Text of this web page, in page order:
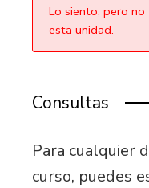
Lo siento, pero no
esta unidad.
Consultas
Para cualquier
curso, puedes